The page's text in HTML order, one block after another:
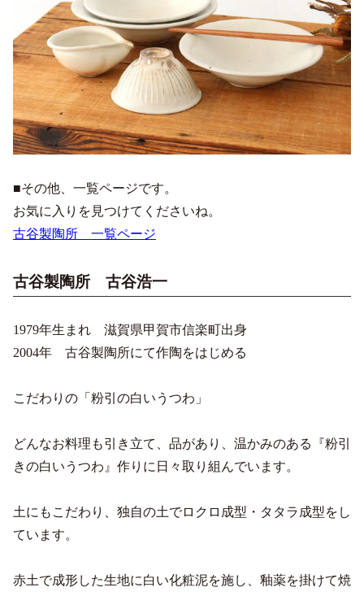
■その他、一覧ページです。
お気に入りを見つけてくださいね。
古谷製陶所 一覧ページ
古谷製陶所 古谷浩一
1979年生まれ 滋賀県甲賀市信楽町出身
2004年 古谷製陶所にて作陶をはじめる
こだわりの「粉引の白いうつわ」
どんなお料理も引き立て、品があり、温かみのある『粉引
きの白いうつわ』作りに日々取り組んでいます。
土にもこだわり、独自の土でロクロ成型・タタラ成型をし
ています。
赤土で成形した生地に白い化粧泥を施し、釉薬を掛けて焼